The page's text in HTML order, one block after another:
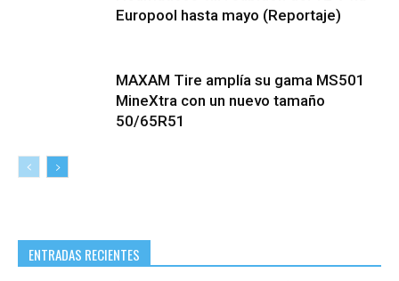
Europool hasta mayo (Reportaje)
MAXAM Tire amplía su gama MS501
MineXtra con un nuevo tamaño
50/65R51
ENTRADAS RECIENTES